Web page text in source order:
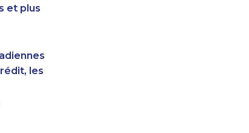
et plus
les